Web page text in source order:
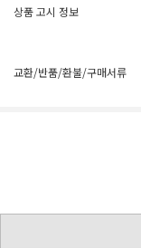
상품 고시 정보
교환/반품/환불/구매서류